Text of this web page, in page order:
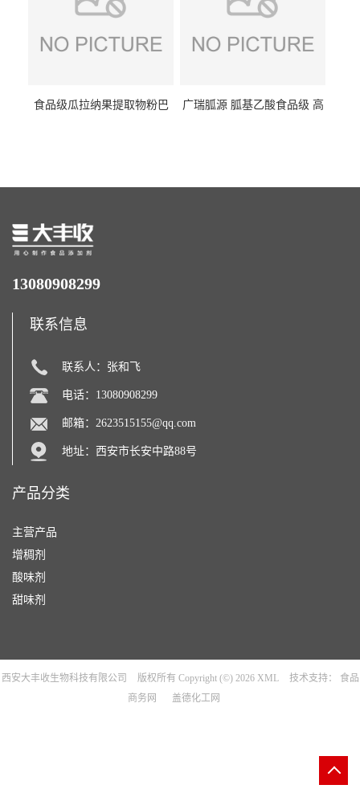
食品级瓜拉纳果提取物粉巴
广瑞胍源 胍基乙酸食品级 高
13080908299
联系信息
联系人：张和飞
电话：13080908299
邮箱： 2623515155@qq.com
地址：西安市长安中路88号
产品分类
主营产品
增稠剂
酸味剂
甜味剂
西安大丰收生物科技有限公司 版权所有 Copyright (©) 2026 XML 技术支持：
食品
商务网
盖德化工网